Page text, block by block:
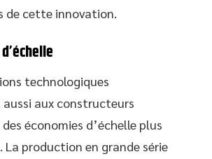
de cette innovation.
technologiques
aux constructeurs
économies d’échelle plus
La production en grande série